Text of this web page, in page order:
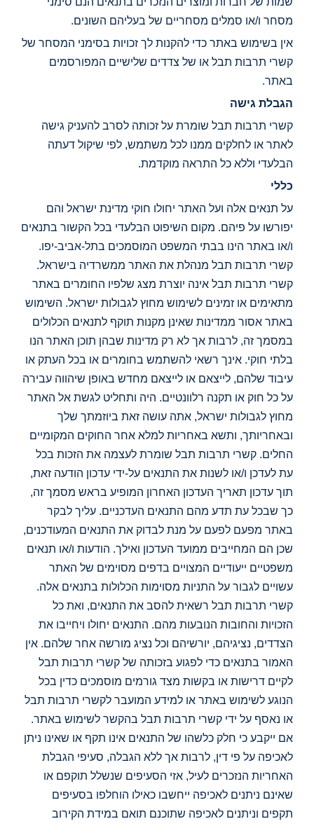
מסחר ו/או סמלים מסחריים של בעליהם השונים.
אין בשימוש באתר כדי להקנות לך זכויות בסימני המסחר של
קשרי תרבות תבל או של צדדים שלישיים המפורסמים
באתר.
הגבלת גישה
קשרי תרבות תבל שומרת על זכותה לסרב להעניק גישה
לאתר או לחלקים ממנו לכל משתמש, לפי שיקול דעתה
הבלעדי וללא כל התראה מוקדמת.
כללי
על תנאים אלה ועל האתר יחולו חוקי מדינת ישראל והם
יפורשו על פיהם. מקום השיפוט הבלעדי בכל הקשור בתנאים
ו/או באתר הינו בבתי המשפט המוסמכים בתל-אביב-יפו.
קשרי תרבות תבל מנהלת את האתר ממשרדיה בישראל.
קשרי תרבות תבל אינה יוצרת מצג שלפיו החומרים באתר
מתאימים או זמינים לשימוש מחוץ לגבולות ישראל. השימוש
באתר אסור ממדינות שאינן מקנות תוקף לתנאים הכלולים
במסמך זה, לרבות אך לא רק מדינות שבהן תוכן האתר הנו
בלתי חוקי. אינך רשאי להשתמש בחומרים או בכל העתק או
עיבוד שלהם, לייצאם או לייצאם מחדש באופן שיהווה עבירה
על כל חוק או תקנה רלוונטיים. היה ותחליט לגשת אל האתר
מחוץ לגבולות ישראל, אתה עושה זאת ביוזמתך שלך
ובאחריותך, ותשא באחריות למלא אחר החוקים המקומיים
החלים. קשרי תרבות תבל שומרת לעצמה את הזכות בכל
עת לעדכן ו/או לשנות את התנאים על-ידי עדכון הודעה זאת,
תוך עדכון תאריך העדכון האחרון המופיע בראש מסמך זה,
כך שבכל עת תדע מהם התנאים העדכניים. עליך לבקר
באתר מפעם לפעם על מנת לבדוק את התנאים המעודכנים,
שכן הם המחייבים ממועד העדכון ואילך. הודעות ו/או תנאים
משפטיים ייעודיים המצויים בדפים מסוימים של האתר
עשויים לגבור על התניות מסוימות הכלולות בתנאים אלה.
קשרי תרבות תבל רשאית להסב את התנאים, ואת כל
הזכויות והחובות הנובעות מהם. התנאים יחולו ויחייבו את
הצדדים, נציגיהם, יורשיהם וכל נציג מורשה אחר שלהם. אין
האמור בתנאים כדי לפגוע בזכותה של קשרי תרבות תבל
לקיים דרישות או בקשות מצד גורמים מוסמכים כדין בכל
הנוגע לשימוש באתר או למידע המועבר לקשרי תרבות תבל
או נאסף על ידי קשרי תרבות תבל בהקשר לשימוש באתר.
אם ייקבע כי חלק כלשהו של התנאים אינו תקף או שאינו ניתן
לאכיפה על פי דין, לרבות אך ללא הגבלה, סעיפי הגבלת
האחריות הנזכרים לעיל, אזי הסעיפים שנשלל תוקפם או
שאינם ניתנים לאכיפה ייחשבו כאילו הוחלפו בסעיפים
תקפים וניתנים לאכיפה שתוכנם תואם במידת הקירוב